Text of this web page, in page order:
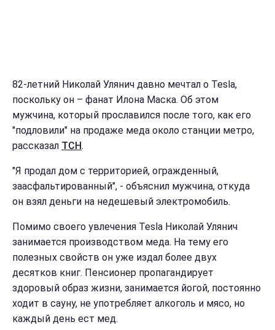
82-летний Николай Улянич давно мечтал о Tesla,
поскольку он – фанат Илона Маска. Об этом
мужчина, который прославился после того, как его
"подловили" на продаже меда около станции метро,
рассказал ТСН.
"Я продал дом с территорией, огражденный,
заасфальтированный", - объяснил мужчина, откуда
он взял деньги на недешевый электромобиль.
Помимо своего увлечения Tesla Николай Улянич
занимается производством меда. На тему его
полезных свойств он уже издал более двух
десятков книг. Пенсионер пропагандирует
здоровый образ жизни, занимается йогой, постоянно
ходит в сауну, не употребляет алкоголь и мясо, но
каждый день ест мед.